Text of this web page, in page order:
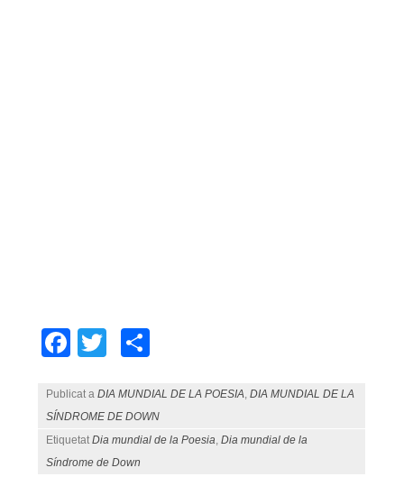
Facebook
Twitter
Publicat aDIA MUNDIAL DE LA POESIA ,DIA MUNDIAL DE LA
SÍNDROME DE DOWN
EtiquetatDia mundial de la Poesia ,Dia mundial de la
Síndrome de Down